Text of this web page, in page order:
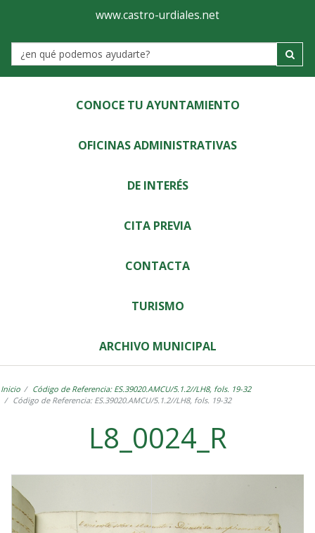
Ayuntamiento
de
Castro-
Urdiales
www.castro-urdiales.net
Label
CONOCE TU AYUNTAMIENTO
OFICINAS ADMINISTRATIVAS
DE INTERÉS
CITA PREVIA
CONTACTA
TURISMO
ARCHIVO MUNICIPAL
Inicio
Código de Referencia: ES.39020.AMCU/5.1.2//LH8, fols. 19-32
Código de Referencia: ES.39020.AMCU/5.1.2//LH8, fols. 19-32
L8_0024_R